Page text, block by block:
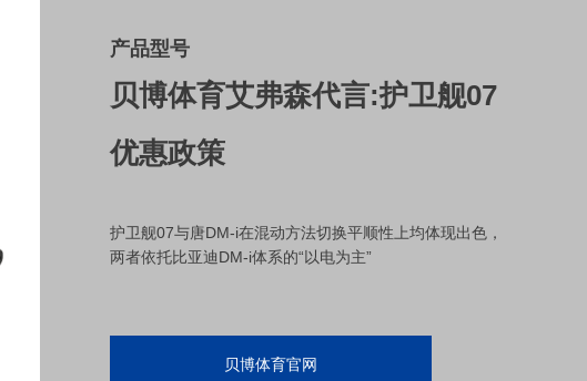
产品型号
贝博体育艾弗森代言:护卫舰07
优惠政策
护卫舰07与唐DM-i在混动方法切换平顺性上均体现出色，
两者依托比亚迪DM-i体系的“以电为主”
贝博体育官网